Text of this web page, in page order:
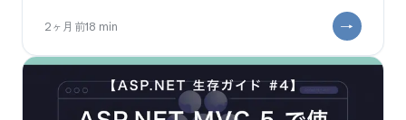
2ヶ月前18 min